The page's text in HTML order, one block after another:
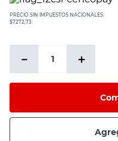
PRECIO SIN IMPUESTOS NACIONALES:
$7272,73
＋
－